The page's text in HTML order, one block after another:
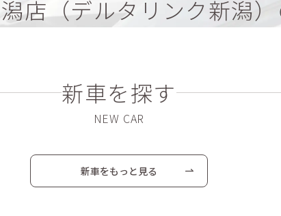
店（デルタリンク新潟）
新車を探す
新車をもっと見る